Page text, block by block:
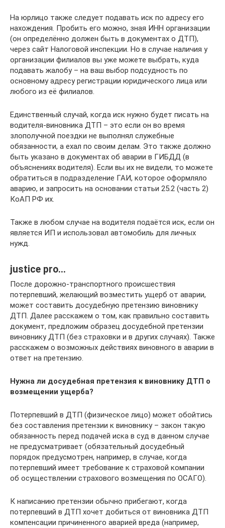
На юрлицо также следует подавать иск по адресу его
нахождения. Пробить его можно, зная ИНН организации
(он определённо должен быть в документах о ДТП),
через сайт Налоговой инспекции. Но в случае наличия у
организации филиалов вы уже можете выбрать, куда
подавать жалобу – на ваш выбор подсудность по
основному адресу регистрации юридического лица или
любого из её филиалов.
Единственный случай, когда иск нужно будет писать на
водителя-виновника ДТП – это если он во время
злополучной поездки не выполнял служебные
обязанности, а ехал по своим делам. Это также должно
быть указано в документах об аварии в ГИБДД (в
объяснениях водителя). Если вы их не видели, то можете
обратиться в подразделение ГАИ, которое оформляло
аварию, и запросить на основании статьи 25.2 (часть 2)
КоАП РФ их.
Также в любом случае на водителя подаётся иск, если он
является ИП и использовал автомобиль для личных
нужд.
justice pro…
После дорожно-транспортного происшествия
потерпевший, желающий возместить ущерб от аварии,
может составить досудебную претензию виновнику
ДТП. Далее расскажем о том, как правильно составить
документ, предложим образец досудебной претензии
виновнику ДТП (без страховки и в других случаях). Также
расскажем о возможных действиях виновного в аварии в
ответ на претензию.
Нужна ли досудебная претензия к виновнику ДТП о
возмещении ущерба?
Потерпевший в ДТП (физическое лицо) может обойтись
без составления претензии к виновнику – закон такую
обязанность перед подачей иска в суд в данном случае
не предусматривает (обязательный досудебный
порядок предусмотрен, например, в случае, когда
потерпевший имеет требование к страховой компании
об осуществлении страхового возмещения по ОСАГО).
К написанию претензии обычно прибегают, когда
потерпевший в ДТП хочет добиться от виновника ДТП
компенсации причиненного аварией вреда (например,